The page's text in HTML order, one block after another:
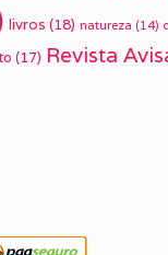
livros (18) natureza (14)
(17) Revista